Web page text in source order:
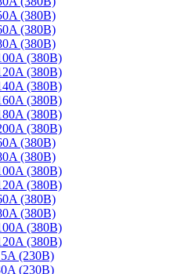
(380B)
(380B)
(380B)
(380B)
(380B)
(380B)
(380B)
(380B)
(380B)
(380B)
(380B)
(380B)
(380B)
(380B)
(380B)
(380B)
(380B)
(230B)
(230B)